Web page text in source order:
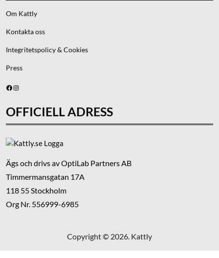
Om Kattly
Kontakta oss
Integritetspolicy & Cookies
Press
Facebook
Instagram
OFFICIELL ADRESS
Ägs och drivs av OptiLab Partners AB
Timmermansgatan 17A
118 55 Stockholm
Org Nr. 556999-6985
Copyright © 2026. Kattly